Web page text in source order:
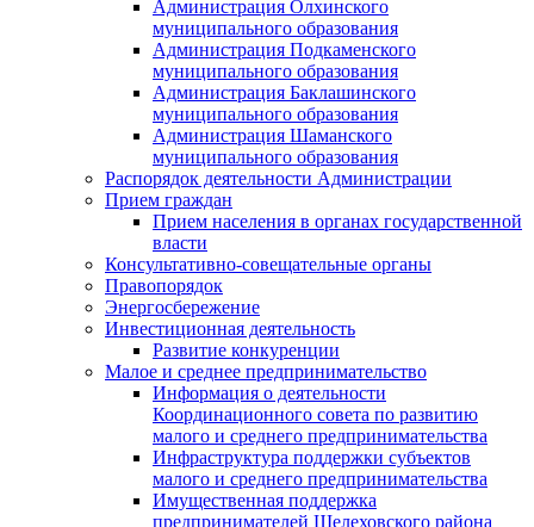
Администрация Олхинского
муниципального образования
Администрация Подкаменского
муниципального образования
Администрация Баклашинского
муниципального образования
Администрация Шаманского
муниципального образования
Распорядок деятельности Администрации
Прием граждан
Прием населения в органах государственной
власти
Консультативно-совещательные органы
Правопорядок
Энергосбережение
Инвестиционная деятельность
Развитие конкуренции
Малое и среднее предпринимательство
Информация о деятельности
Координационного совета по развитию
малого и среднего предпринимательства
Инфраструктура поддержки субъектов
малого и среднего предпринимательства
Имущественная поддержка
предпринимателей Шелеховского района